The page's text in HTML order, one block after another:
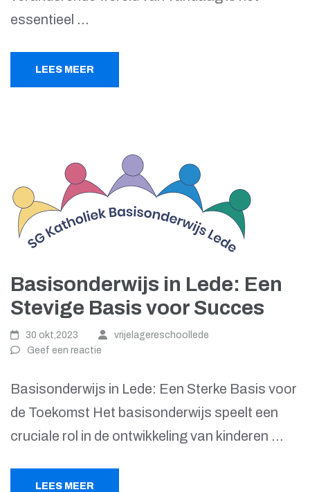
essentieel …
LEES MEER
Basisonderwijs in Lede: Een
Stevige Basis voor Succes
30 okt,2023
vrijelagereschoollede
Geef een reactie
Basisonderwijs in Lede: Een Sterke Basis voor
de Toekomst Het basisonderwijs speelt een
cruciale rol in de ontwikkeling van kinderen …
LEES MEER